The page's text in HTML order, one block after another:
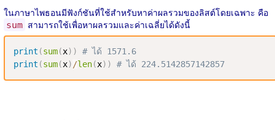
ในภาษาไพธอนมีฟังก์ชันที่ใช้สำหรับหาค่าผลรวมของลิสต์โดยเฉพาะ คือ
sum สามารถใช้เพื่อหาผลรวมและค่าเฉลี่ยได้ดังนี้
print (sum(x) )
# ได้ 1571.6
print (sum(x) /len(x) ) # ได้ 224.5142857142857